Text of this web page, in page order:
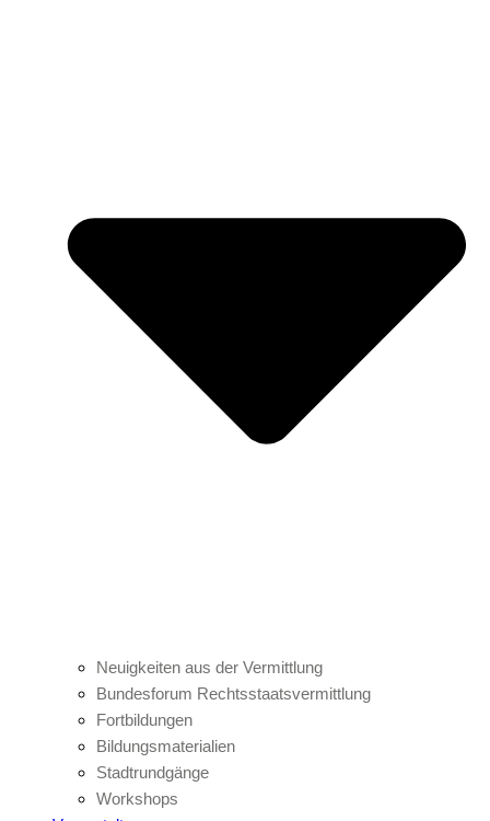
Neuigkeiten aus der Vermittlung
Bundesforum Rechtsstaatsvermittlung
Fortbildungen
Bildungsmaterialien
Stadtrundgänge
Workshops